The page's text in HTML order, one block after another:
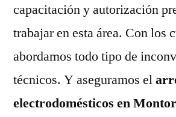
capacitación y autorización
trabajar en esta área. Con los
abordamos todo tipo de
técnicos. Y aseguramos el
electrodomésticos en